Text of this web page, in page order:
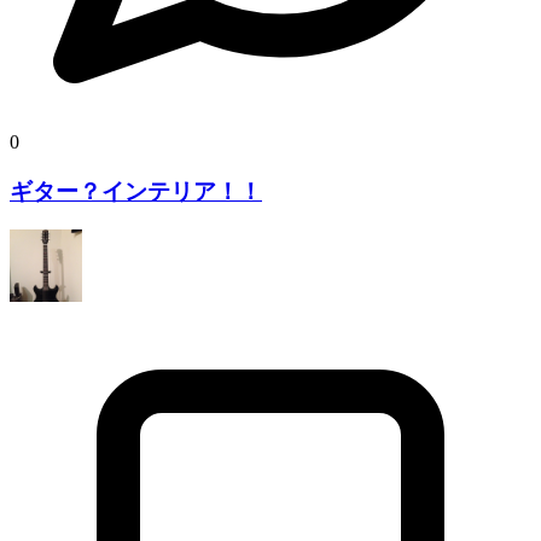
0
ギター？インテリア！！